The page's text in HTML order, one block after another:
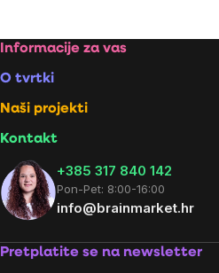
Footer
Informacije za vas
O tvrtki
Naši projekti
Kontakt
+385 317 840 142
Pon-Pet: 8:00-16:00
info@brainmarket.hr
Pretplatite se na newsletter